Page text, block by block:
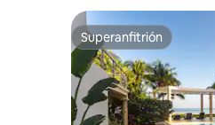
Superanfitrión
Superanfitrión